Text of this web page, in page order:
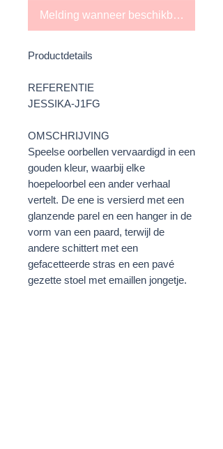
Melding wanneer beschikbaar
Productdetails
REFERENTIE
JESSIKA-J1FG
OMSCHRIJVING
Speelse oorbellen vervaardigd in een
gouden kleur, waarbij elke
hoepeloorbel een ander verhaal
vertelt. De ene is versierd met een
glanzende parel en een hanger in de
vorm van een paard, terwijl de
andere schittert met een
gefacetteerde stras en een pavé
gezette stoel met emaillen jongetje.